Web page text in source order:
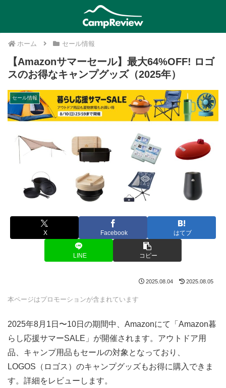
ホーム セール情報
【Amazonサマーセール】最大64%OFF! ロゴ
スのお得なキャンプグッズ（2025年）
セール情報
X Facebook はてブ
LINE コピー
2025.08.04 2025.08.05
本ページはプロモーションが含まれています
2025年8月1日〜10日の期間中、Amazonにて「Amazon暮
らし応援サマーSALE」が開催されます。アウトドア用
品、キャンプ用品もセールの対象となっており、
LOGOS（ロゴス）のキャンプグッズもお得に購入できま
す。詳細をレビューします。